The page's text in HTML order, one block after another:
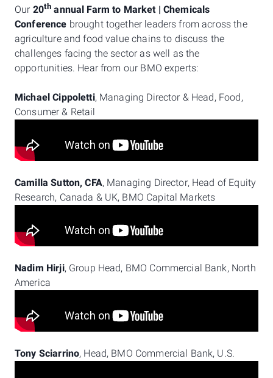
Our 20th annual Farm to Market | Chemicals
Conference brought together leaders from across the
agriculture and food value chains to discuss the
challenges facing the sector as well as the
opportunities. Hear from our BMO experts:
Michael Cippoletti, Managing Director & Head, Food,
Consumer & Retail
Camilla Sutton, CFA, Managing Director, Head of Equity
Research, Canada & UK, BMO Capital Markets
Nadim Hirji, Group Head, BMO Commercial Bank, North
America
Tony Sciarrino, Head, BMO Commercial Bank, U.S.